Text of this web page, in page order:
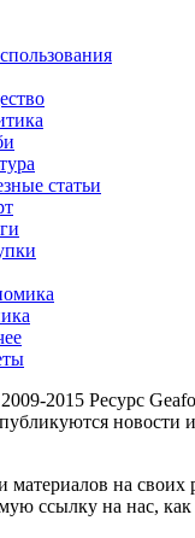
статьи
2015 Ресурс
новости
на своих
ссылку на нас,